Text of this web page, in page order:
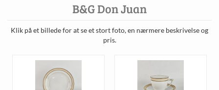
B&G Don Juan
Klik på et billede for at se et stort foto, en nærmere beskrivelse og
pris.